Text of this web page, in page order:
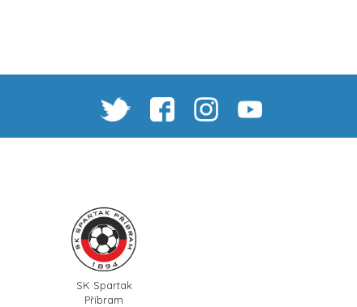
SK Spartak
Příbram